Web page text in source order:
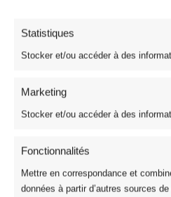
Statistiques
Stocker et/ou accéder à des
Marketing
Stocker et/ou accéder à des
Fonctionnalités
Mettre en correspondance et
données à partir d’autres sources